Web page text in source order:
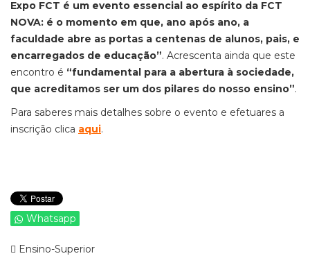
Expo FCT é um evento essencial ao espírito da FCT
NOVA: é o momento em que, ano após ano, a
faculdade abre as portas a centenas de alunos, pais, e
encarregados de educação”. Acrescenta ainda que este
encontro é “fundamental para a abertura à sociedade,
que acreditamos ser um dos pilares do nosso ensino”.
Para saberes mais detalhes sobre o evento e efetuares a
inscrição clica aqui.
Whatsapp
Ensino-Superior